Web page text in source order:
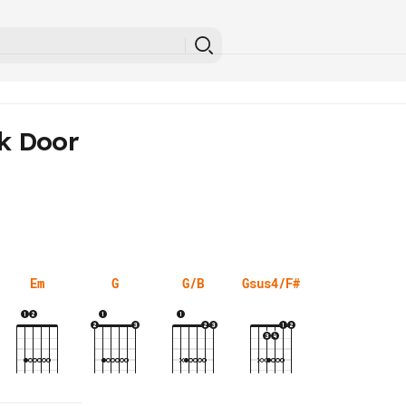
Door
Em G G/B Gsus4/F#